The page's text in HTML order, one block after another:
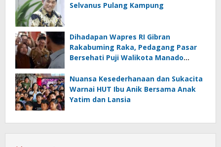
Selvanus Pulang Kampung
Dihadapan Wapres RI Gibran
Rakabuming Raka, Pedagang Pasar
Bersehati Puji Walikota Manado
Nuansa Kesederhanaan dan Sukacita
Warnai HUT Ibu Anik Bersama Anak
Yatim dan Lansia